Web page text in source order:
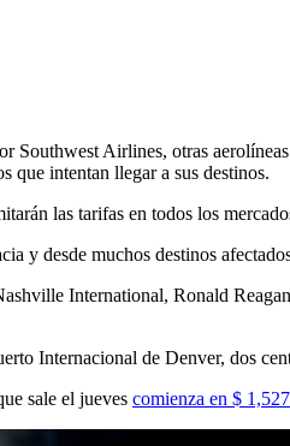
Southwest Airlines, otras
que intentan llegar a sus destinos.
las tarifas en todos los
y desde muchos destinos
International, Ronald
Internacional de Denver, dos
sale el jueves comienza en $ 1,527